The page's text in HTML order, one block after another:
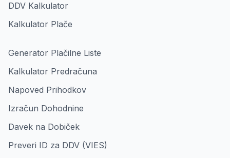
DDV Kalkulator
Kalkulator Plače
Generator Plačilne Liste
Kalkulator Predračuna
Napoved Prihodkov
Izračun Dohodnine
Davek na Dobiček
Preveri ID za DDV (VIES)